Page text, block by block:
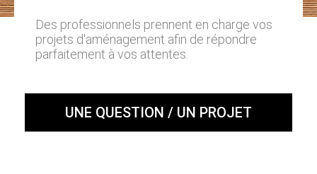
Des professionnels prennent en charge vos
projets d'aménagement afin de répondre
parfaitement à vos attentes.
UNE QUESTION / UN PROJET